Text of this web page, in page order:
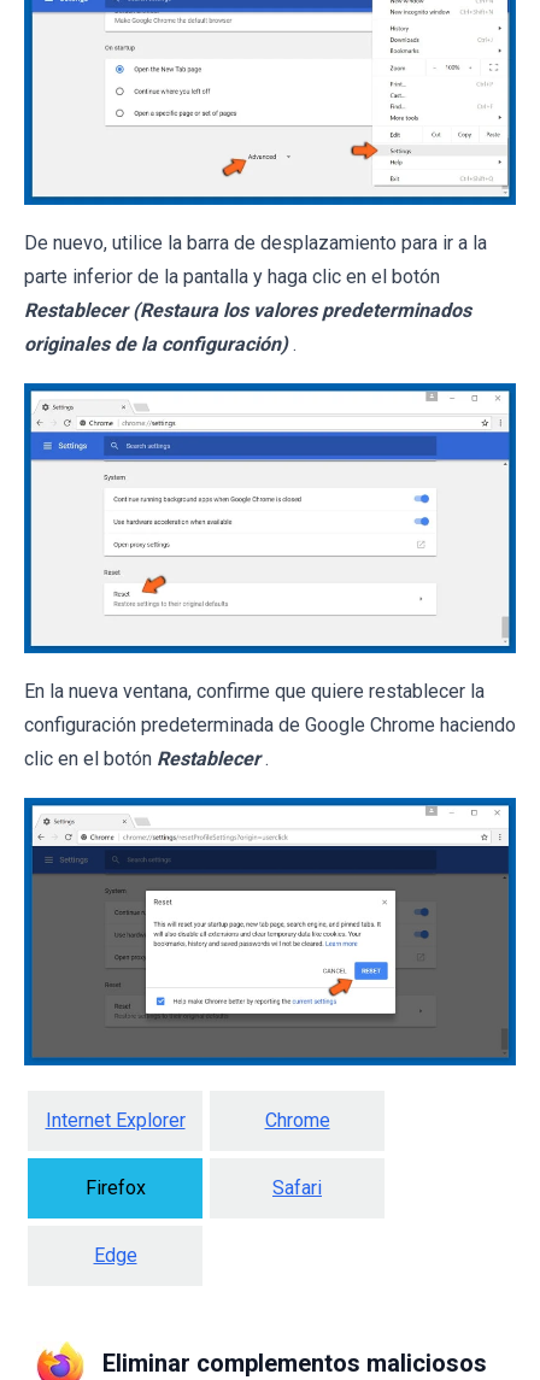
De nuevo, utilice la barra de desplazamiento para ir a la
parte inferior de la pantalla y haga clic en el botón
Restablecer (Restaura los valores predeterminados
originales de la configuración) .
En la nueva ventana, confirme que quiere restablecer la
configuración predeterminada de Google Chrome haciendo
clic en el botón Restablecer .
Internet Explorer Chrome
Firefox Safari
Edge
Eliminar complementos maliciosos